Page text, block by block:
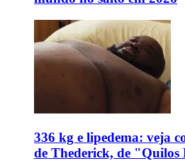
336 kg e lipedema: veja
de Thederick, de